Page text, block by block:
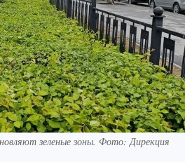
зеленые зоны. Фото: Дирекция